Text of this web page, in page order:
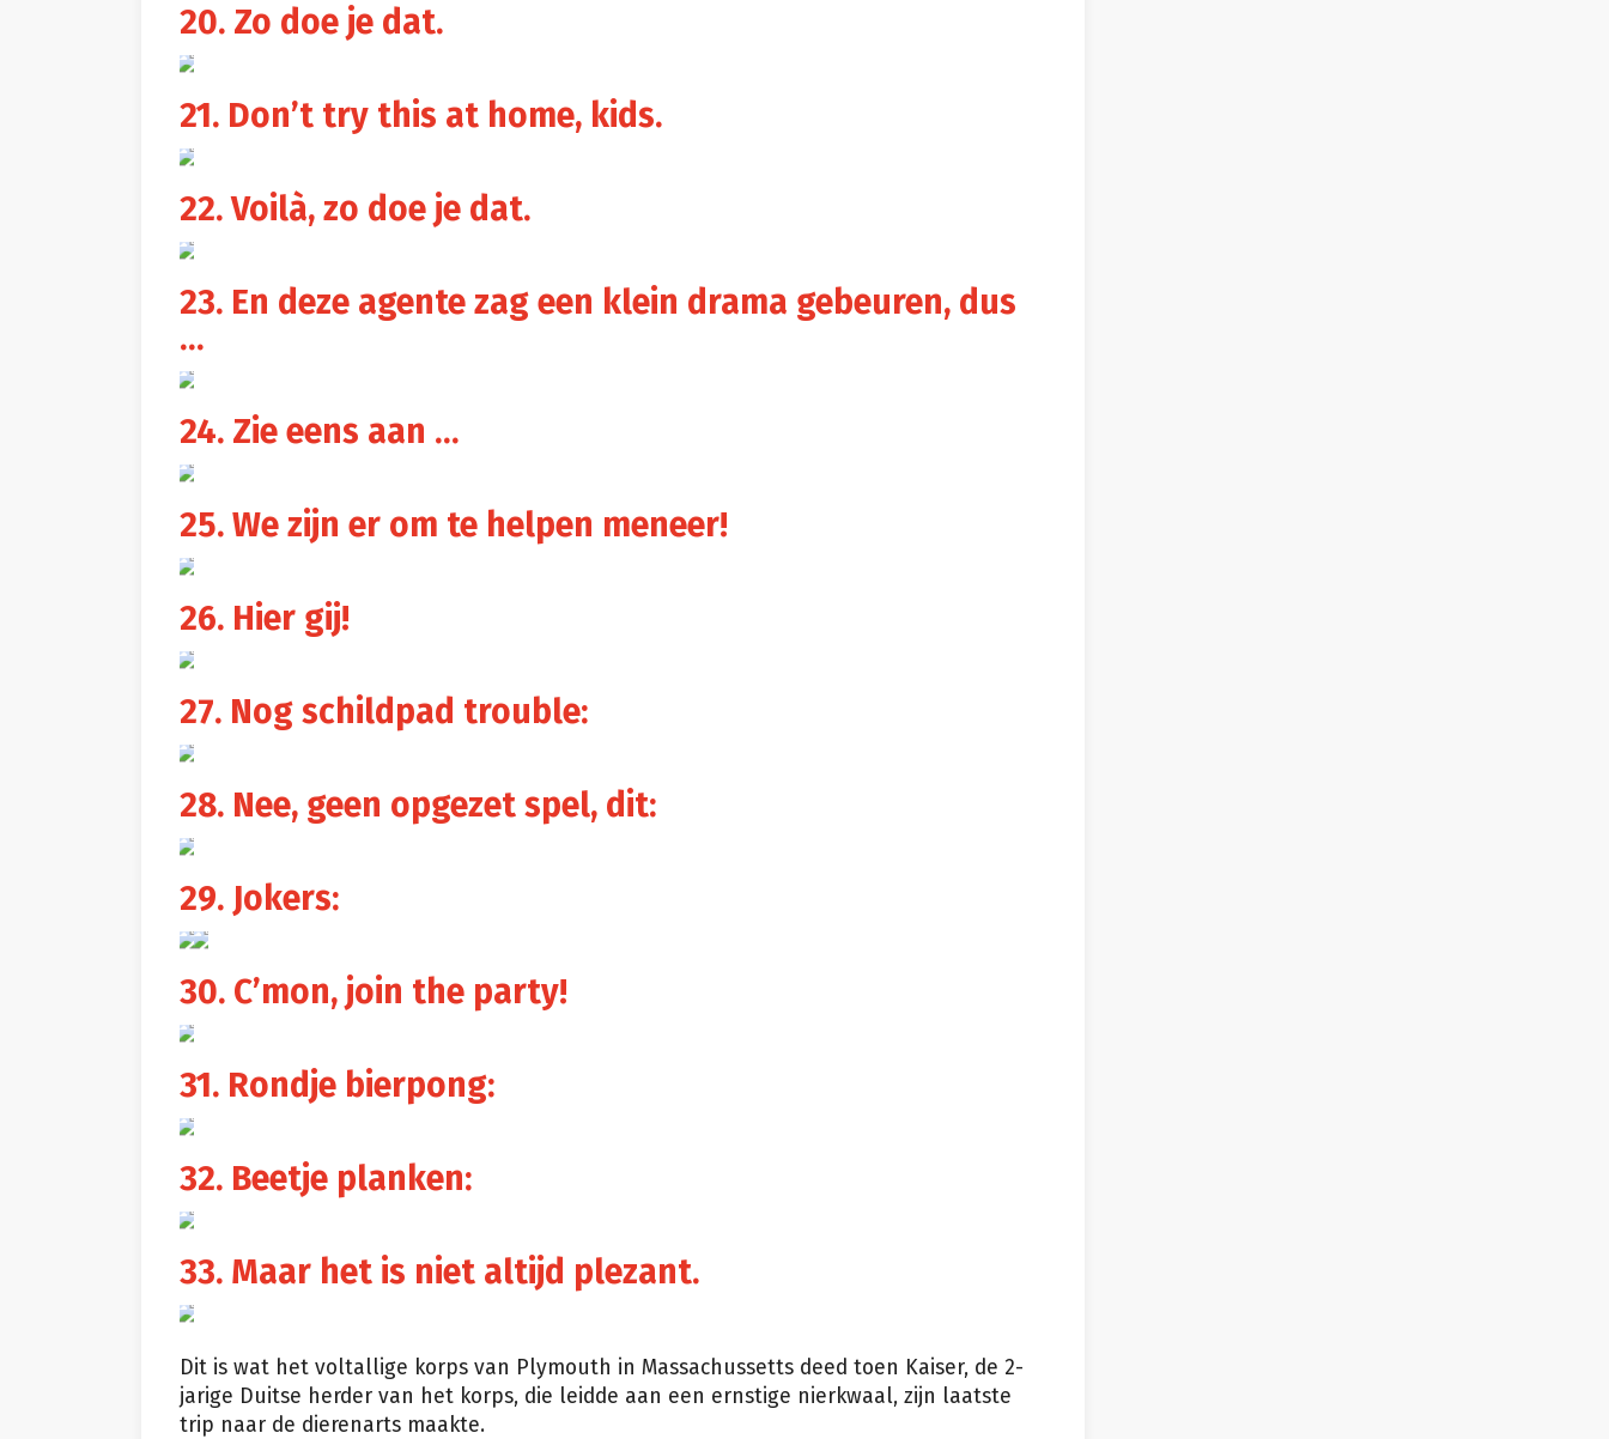
20. Zo doe je dat.
21. Don’t try this at home, kids.
22. Voilà, zo doe je dat.
23. En deze agente zag een klein drama gebeuren, dus
…
24. Zie eens aan …
25. We zijn er om te helpen meneer!
26. Hier gij!
27. Nog schildpad trouble:
28. Nee, geen opgezet spel, dit:
29. Jokers:
30. C’mon, join the party!
31. Rondje bierpong:
32. Beetje planken:
33. Maar het is niet altijd plezant.
Dit is wat het voltallige korps van Plymouth in Massachussetts deed toen Kaiser, de 2-
jarige Duitse herder van het korps, die leidde aan een ernstige nierkwaal, zijn laatste
trip naar de dierenarts maakte.